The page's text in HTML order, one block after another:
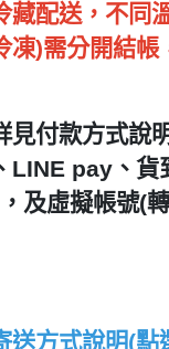
藏配送，不同
凍)需分開結帳
見付款方式說
LINE pay、貨
及虛擬帳號(
送方式說明(點